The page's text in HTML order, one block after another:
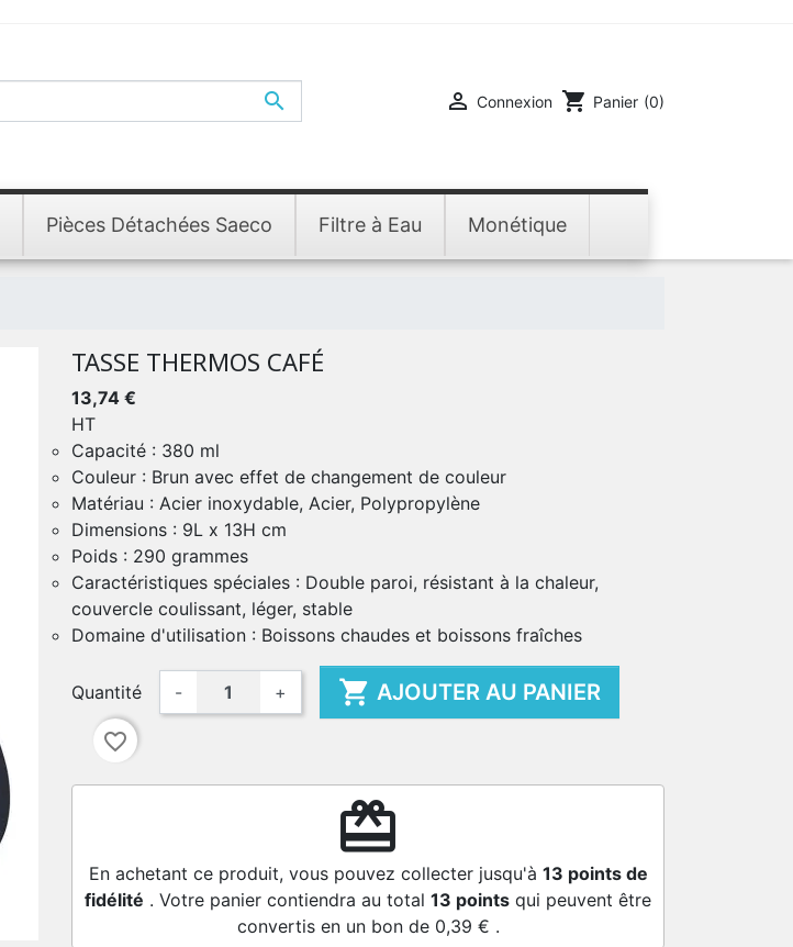
  Connexion shopping_cart Panier (0)
Pièces Détachées Saeco Filtre à Eau Monétique
TASSE THERMOS CAFÉ
13,74 €
HT
Capacité : 380 ml
Couleur : Brun avec effet de changement de couleur
Matériau : Acier inoxydable, Acier, Polypropylène
Dimensions : 9L x 13H cm
Poids : 290 grammes
Caractéristiques spéciales : Double paroi, résistant à la chaleur,
couvercle coulissant, léger, stable
Domaine d'utilisation : Boissons chaudes et boissons fraîches
Quantité - +  AJOUTER AU PANIER
favorite_border
redeem
En achetant ce produit, vous pouvez collecter jusqu'à 13 points de
fidélité . Votre panier contiendra au total 13 points qui peuvent être
convertis en un bon de 0,39 € .